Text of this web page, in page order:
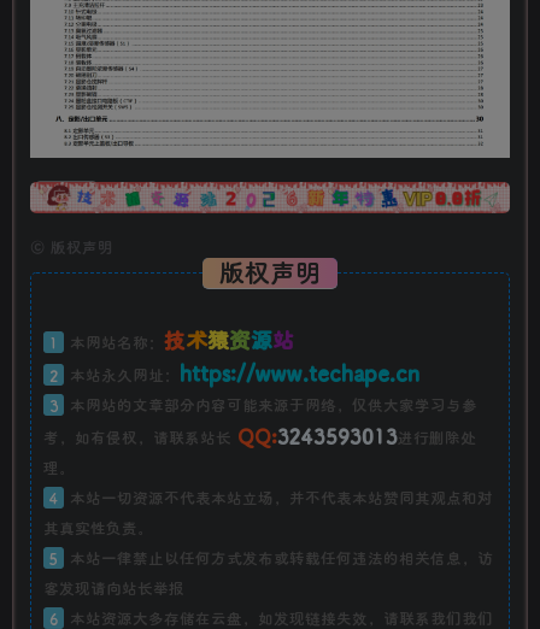
广告
© 版权声明
版权声明
1 本网站名称： 技术猿资源站
2 本站永久网址： https://www.techape.cn
3
本网站的文章部分内容可能来源于网络，仅供大家学习与参
考，如有侵权，请联系站长 QQ:3243593013进行删除处
理。
4
本站一切资源不代表本站立场，并不代表本站赞同其观点和对
其真实性负责。
5
本站一律禁止以任何方式发布或转载任何违法的相关信息，访
客发现请向站长举报
6
本站资源大多存储在云盘，如发现链接失效，请联系我们我们